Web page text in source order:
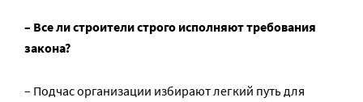
– Все ли строители строго исполняют требования
закона?
– Подчас организации избирают легкий путь для